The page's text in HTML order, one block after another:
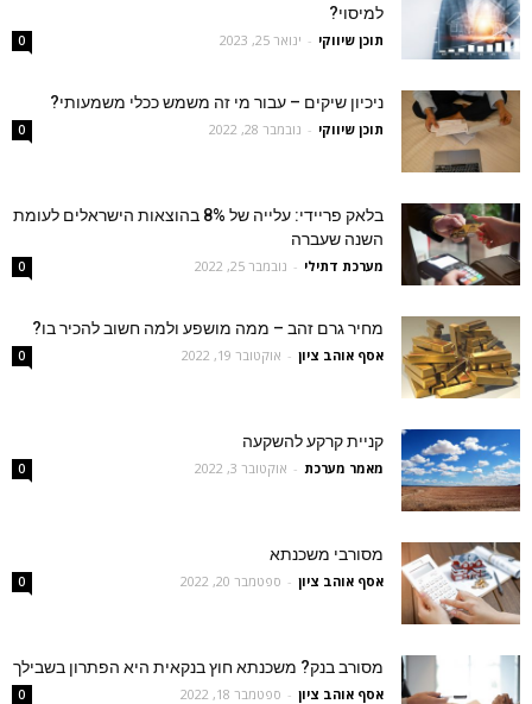
למיסוי?
תוכן שיווקי - ינואר 25, 2023 0
ניכיון שיקים – עבור מי זה משמש ככלי משמעותי?
תוכן שיווקי - נובמבר 28, 2022 0
בלאק פריידי: עלייה של 8% בהוצאות הישראלים לעומת
השנה שעברה
מערכת דתילי - נובמבר 25, 2022 0
מחיר גרם זהב – ממה מושפע ולמה חשוב להכיר בו?
אסף אוהב ציון - אוקטובר 19, 2022 0
קניית קרקע להשקעה
מאמר מערכת - אוקטובר 3, 2022 0
מסורבי משכנתא
אסף אוהב ציון - ספטמבר 20, 2022 0
מסורב בנק? משכנתא חוץ בנקאית היא הפתרון בשבילך
אסף אוהב ציון - ספטמבר 18, 2022 0